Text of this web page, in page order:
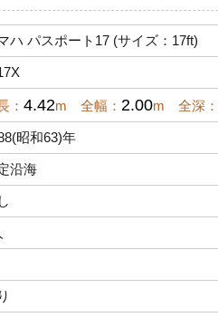
ハ パスポート17 (サイズ：17ft)
： 4.42m 全幅： 2.00m 全深：
昭和63)年
沿海